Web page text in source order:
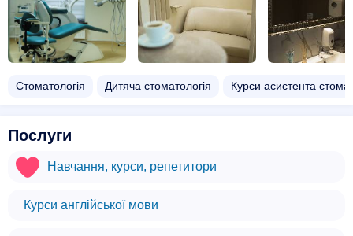
Стоматологія Дитяча стоматологія Курси асистента
Послуги
Навчання, курси, репетитори
Курси англійської мови